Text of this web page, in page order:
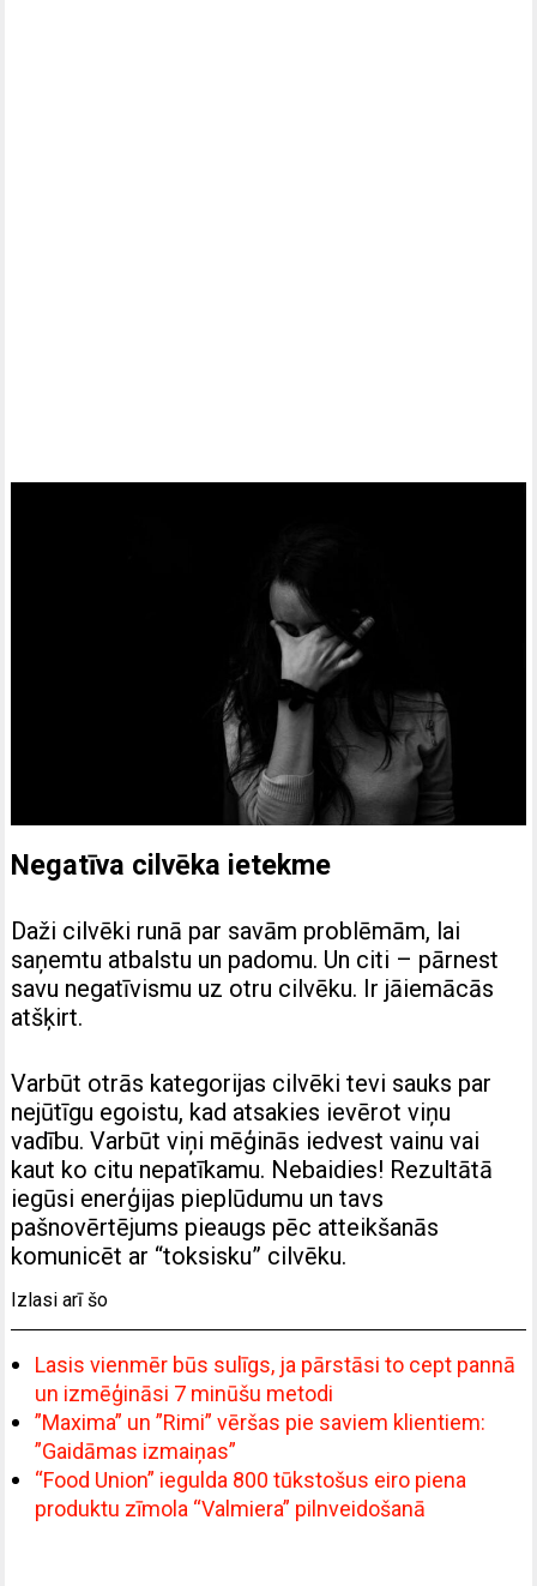
Negatīva cilvēka ietekme
Daži cilvēki runā par savām problēmām, lai
saņemtu atbalstu un padomu. Un citi – pārnest
savu negatīvismu uz otru cilvēku. Ir jāiemācās
atšķirt.
Varbūt otrās kategorijas cilvēki tevi sauks par
nejūtīgu egoistu, kad atsakies ievērot viņu
vadību. Varbūt viņi mēģinās iedvest vainu vai
kaut ko citu nepatīkamu. Nebaidies! Rezultātā
iegūsi enerģijas pieplūdumu un tavs
pašnovērtējums pieaugs pēc atteikšanās
komunicēt ar “toksisku” cilvēku.
Izlasi arī šo
Lasis vienmēr būs sulīgs, ja pārstāsi to cept pannā
un izmēģināsi 7 minūšu metodi
”Maxima” un ”Rimi” vēršas pie saviem klientiem:
”Gaidāmas izmaiņas”
“Food Union” iegulda 800 tūkstošus eiro piena
produktu zīmola “Valmiera” pilnveidošanā